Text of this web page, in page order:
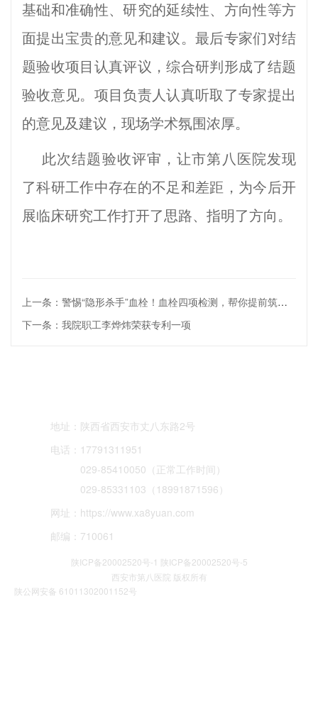
基础和准确性、研究的延续性、方向性等方
面提出宝贵的意见和建议。最后专家们对结
题验收项目认真评议，综合研判形成了结题
验收意见。项目负责人认真听取了专家提出
的意见及建议，现场学术氛围浓厚。
此次结题验收评审，让市第八医院发现
了科研工作中存在的不足和差距，为今后开
展临床研究工作打开了思路、指明了方向。
上一条：警惕“隐形杀手”血栓！血栓四项检测，帮你提前筑牢健康防线
下一条：我院职工李烨炜荣获专利一项
地址： 陕西省西安市丈八东路2号
电话： 17791311951
029-85410050（正常工作时间）
029-85331103（18991871596）
网址： https://www.xa8yuan.com
邮编： 710061
陕ICP备20002520号-1 陕ICP备20002520号-5
西安市第八医院 版权所有
陕公网安备 61011302001152号